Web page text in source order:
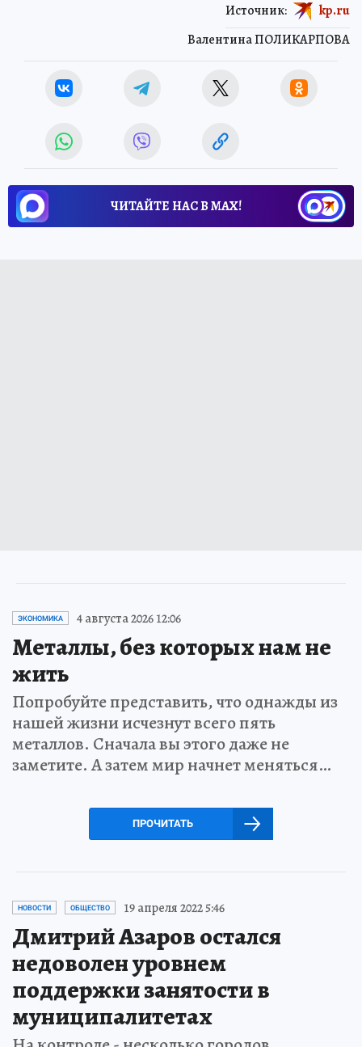
Валентина ПОЛИКАРПОВА
Источник: kp.ru
ЧИТАЙТЕ НАС В МАХ!
ЭКОНОМИКА 4 августа 2026 12:06
Металлы, без которых нам не
жить
Попробуйте представить, что однажды из
нашей жизни исчезнут всего пять
металлов. Сначала вы этого даже не
заметите. А затем мир начнет меняться…
ПРОЧИТАТЬ
НОВОСТИ ОБЩЕСТВО 19 апреля 2022 5:46
Дмитрий Азаров остался
недоволен уровнем
поддержки занятости в
муниципалитетах